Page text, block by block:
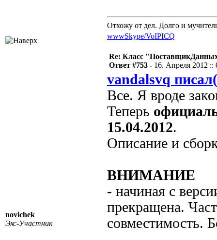
Отхожу от дел. Долго и
wwwSkype/VoIPICQ
novichek
Экс-Участник
Re: Класс
Ответ #753 - 16. Апреля 2012 ::
vandalsvq
Все. Я вроде
Теперь
15.04.2012.
Описание и
ВНИМАНИЕ
- начиная с
прекращена.
совместимость.